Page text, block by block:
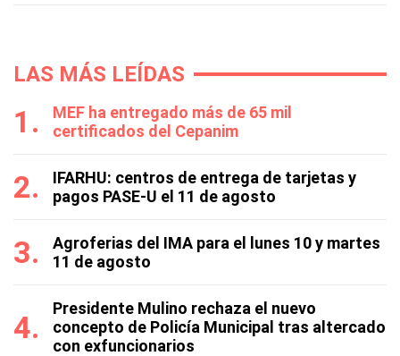
LAS MÁS LEÍDAS
MEF ha entregado más de 65 mil
certificados del Cepanim
IFARHU: centros de entrega de tarjetas y
pagos PASE-U el 11 de agosto
Agroferias del IMA para el lunes 10 y martes
11 de agosto
Presidente Mulino rechaza el nuevo
concepto de Policía Municipal tras altercado
con exfuncionarios